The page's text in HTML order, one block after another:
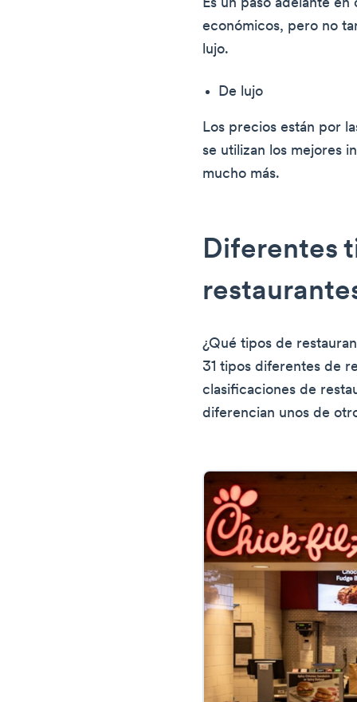
Es un paso adelante
económicos, pero no
lujo.
De lujo
Los precios están por
se utilizan los mejores
mucho más.
Diferentes
¿Qué tipos de
31 tipos diferentes de
clasificaciones de
diferencian unos de